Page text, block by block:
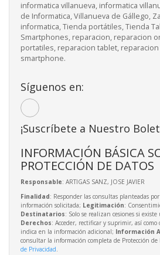
informatica villanueva, informatica
de Informatica, Villanueva de Gállego,
informatica, Tienda portátiles, Tienda
Smartphones, reparacion, reparacion
portatiles, reparacion tablet,
smartphone.
Síguenos en:
¡Suscríbete a Nuestro
INFORMACIÓN BÁSICA
PROTECCIÓN DE DATOS
Responsable: ARTIGAS SANZ, JOSE JAVIER
Finalidad: Responder las consultas planteadas
información solicitada; Legitimación:
Destinatarios: Solo se realizan cesiones si
Derechos: Acceder, rectificar y suprimir, así como
indica en la información adicional; Información
consultar la información completa de Protección
de Privacidad.